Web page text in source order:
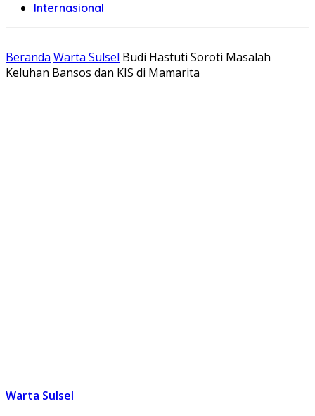
Internasional
Beranda Warta Sulsel Budi Hastuti Soroti Masalah
Keluhan Bansos dan KIS di Mamarita
Warta Sulsel